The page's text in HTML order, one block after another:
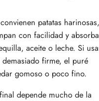
patatas harinosas,
con facilidad y
aceite o leche. Si
demasiado firme, el puré
gomoso o poco fino.
depende mucho de la